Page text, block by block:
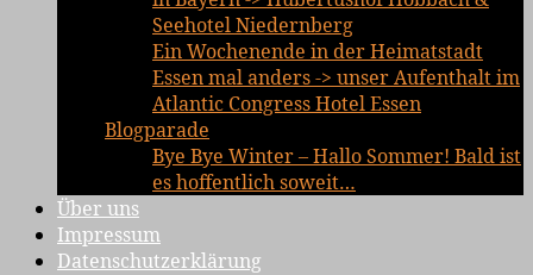
Seehotel Niedernberg
Ein Wochenende in der Heimatstadt
Essen mal anders -> unser Aufenthalt im
Atlantic Congress Hotel Essen
Blogparade
Bye Bye Winter – Hallo Sommer! Bald ist
es hoffentlich soweit…
Über uns
Impressum
Datenschutzerklärung